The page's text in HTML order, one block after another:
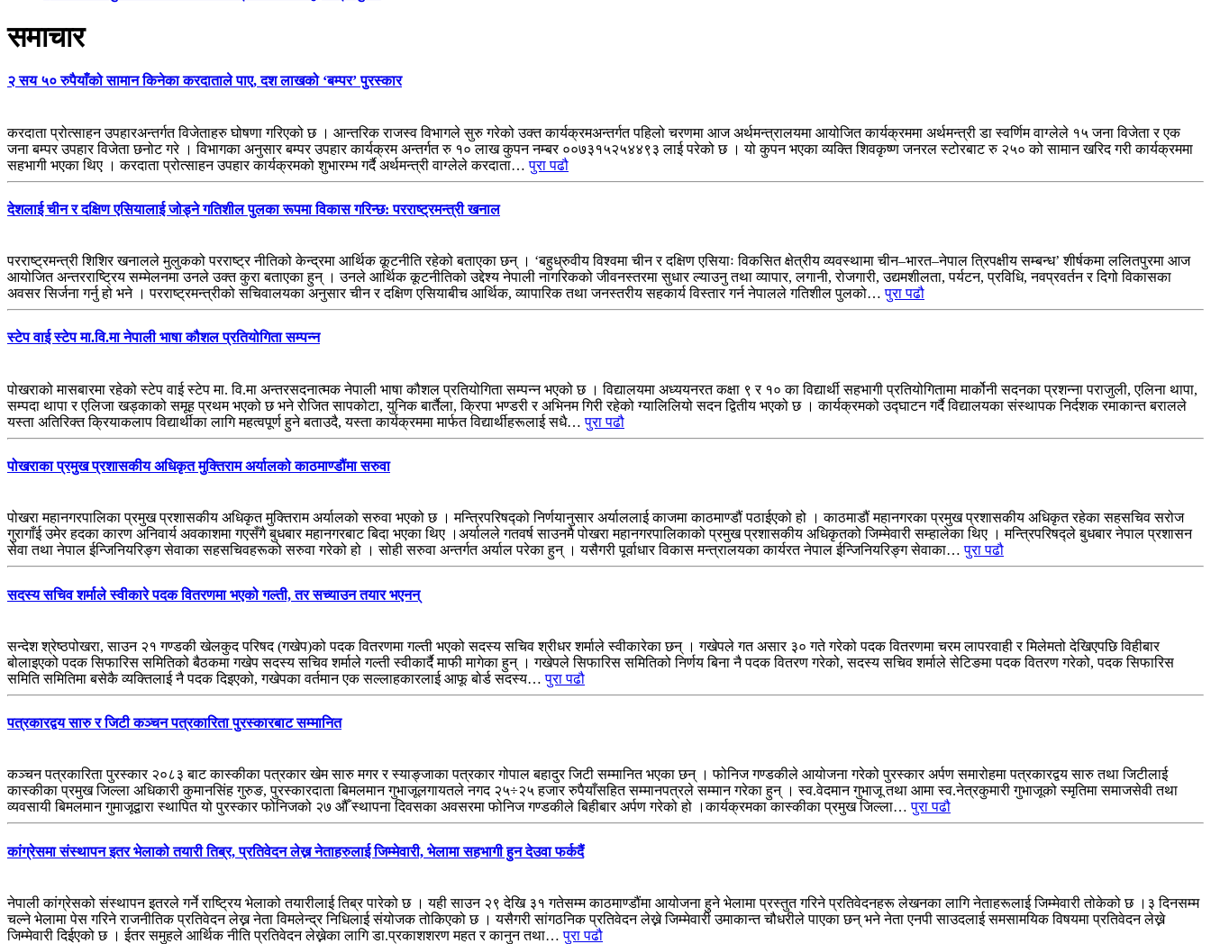
समाचार
२ सय ५० रुपैयाँको सामान किनेका करदाताले पाए, दश लाखको ‘बम्पर’ पुरस्कार
करदाता प्रोत्साहन उपहारअन्तर्गत विजेताहरु घोषणा गरिएको छ । आन्तरिक राजस्व विभागले सुरु गरेको उक्त कार्यक्रमअन्तर्गत पहिलो चरणमा आज अर्थमन्त्रालयमा आयोजित कार्यक्रममा अर्थमन्त्री डा स्वर्णिम वाग्लेले १५ जना विजेता र एक
जना बम्पर उपहार विजेता छनोट गरे । विभागका अनुसार बम्पर उपहार कार्यक्रम अन्तर्गत रु १० लाख कुपन नम्बर ००७३१५२५४४९३ लाई परेको छ । यो कुपन भएका व्यक्ति शिवकृष्ण जनरल स्टोरबाट रु २५० को सामान खरिद गरी कार्यक्रममा
सहभागी भएका थिए । करदाता प्रोत्साहन उपहार कार्यक्रमको शुभारम्भ गर्दै अर्थमन्त्री वाग्लेले करदाता…पुरा पढौ
देशलाई चीन र दक्षिण एसियालाई जोड्ने गतिशील पुलका रूपमा विकास गरिन्छ: परराष्ट्रमन्त्री खनाल
परराष्ट्रमन्त्री शिशिर खनालले मुलुकको परराष्ट्र नीतिको केन्द्रमा आर्थिक कूटनीति रहेको बताएका छन् । ‘बहुध्रुवीय विश्वमा चीन र दक्षिण एसियाः विकसित क्षेत्रीय व्यवस्थामा चीन–भारत–नेपाल त्रिपक्षीय सम्बन्ध’ शीर्षकमा ललितपुरमा आज
आयोजित अन्तरराष्ट्रिय सम्मेलनमा उनले उक्त कुरा बताएका हुन् । उनले आर्थिक कूटनीतिको उद्देश्य नेपाली नागरिकको जीवनस्तरमा सुधार ल्याउनु तथा व्यापार, लगानी, रोजगारी, उद्यमशीलता, पर्यटन, प्रविधि, नवप्रवर्तन र दिगो विकासका
अवसर सिर्जना गर्नु हो भने । परराष्ट्रमन्त्रीको सचिवालयका अनुसार चीन र दक्षिण एसियाबीच आर्थिक, व्यापारिक तथा जनस्तरीय सहकार्य विस्तार गर्न नेपालले गतिशील पुलको…पुरा पढौ
स्टेप वाई स्टेप मा.वि.मा नेपाली भाषा कौशल प्रतियोगिता सम्पन्न
पोखराको मासबारमा रहेको स्टेप वाई स्टेप मा. वि.मा अन्तरसदनात्मक नेपाली भाषा कौशल प्रतियोगिता सम्पन्न भएको छ । विद्यालयमा अध्ययनरत कक्षा ९ र १० का विद्यार्थी सहभागी प्रतियोगितामा मार्कोनी सदनका प्रशन्ना पराजुली, एलिना थापा,
सम्पदा थापा र एलिजा खड्काको समूह प्रथम भएको छ भने रोेजित सापकोटा, युनिक बार्तैला, क्रिपा भण्डरी र अभिनम गिरी रहेको ग्यालिलियो सदन द्वितीय भएको छ । कार्यक्रमको उद्घाटन गर्दै विद्यालयका संस्थापक निर्दशक रमाकान्त बरालले
यस्ता अतिरिक्त क्रियाकलाप विद्यार्थीका लागि महत्वपूर्ण हुने बताउदै, यस्ता कार्यक्रममा मार्फत विद्यार्थीहरूलाई सधै…पुरा पढौ
पोखराका प्रमुख प्रशासकीय अधिकृत मुक्तिराम अर्यालको काठमाण्डौंमा सरुवा
पोखरा महानगरपालिका प्रमुख प्रशासकीय अधिकृत मुक्तिराम अर्यालको सरुवा भएको छ । मन्त्रिपरिषद्को निर्णयानुसार अर्याललाई काजमा काठमाण्डौं पठाईएको हो । काठमाडौं महानगरका प्रमुख प्रशासकीय अधिकृत रहेका सहसचिव सरोज
गुरागाँई उमेर हदका कारण अनिवार्य अवकाशमा गएसँगै बुधबार महानगरबाट बिदा भएका थिए ।अर्यालले गतवर्ष साउनमै पोखरा महानगरपालिकाको प्रमुख प्रशासकीय अधिकृतको जिम्मेवारी सम्हालेका थिए । मन्त्रिपरिषद्ले बुधबार नेपाल प्रशासन
सेवा तथा नेपाल ईन्जिनियरिङ्ग सेवाका सहसचिवहरूको सरुवा गरेको हो । सोही सरुवा अन्तर्गत अर्याल परेका हुन् । यसैगरी पूर्वाधार विकास मन्त्रालयका कार्यरत नेपाल ईन्जिनियरिङ्ग सेवाका…पुरा पढौ
सदस्य सचिव शर्माले स्वीकारे पदक वितरणमा भएको गल्ती, तर सच्याउन तयार भएनन्
सन्देश श्रेष्ठपोखरा, साउन २१ गण्डकी खेलकुद परिषद (गखेप)को पदक वितरणमा गल्ती भएको सदस्य सचिव श्रीधर शर्माले स्वीकारेका छन् । गखेपले गत असार ३० गते गरेको पदक वितरणमा चरम लापरवाही र मिलेमतो देखिएपछि विहीबार
बोलाइएको पदक सिफारिस समितिको बैठकमा गखेप सदस्य सचिव शर्माले गल्ती स्वीकार्दै माफी मागेका हुन् । गखेपले सिफारिस समितिको निर्णय बिना नै पदक वितरण गरेको, सदस्य सचिव शर्माले सेटिङमा पदक वितरण गरेको, पदक सिफारिस
समिति समितिमा बसेकै व्यक्तिलाई नै पदक दिइएको, गखेपका वर्तमान एक सल्लाहकारलाई आफू बोर्ड सदस्य…पुरा पढौ
पत्रकारद्वय सारु र जिटी कञ्चन पत्रकारिता पुरस्कारबाट सम्मानित
कञ्चन पत्रकारिता पुरस्कार २०८३ बाट कास्कीका पत्रकार खेम सारु मगर र स्याङ्जाका पत्रकार गोपाल बहादुर जिटी सम्मानित भएका छन् । फोनिज गण्डकीले आयोजना गरेको पुरस्कार अर्पण समारोहमा पत्रकारद्वय सारु तथा जिटीलाई
कास्कीका प्रमुख जिल्ला अधिकारी कुमानसिंह गुरुङ, पुरस्कारदाता बिमलमान गुभाजूलगायतले नगद २५÷२५ हजार रुपैयाँसहित सम्मानपत्रले सम्मान गरेका हुन् । स्व.वेदमान गुभाजू तथा आमा स्व.नेत्रकुमारी गुभाजूको स्मृतिमा समाजसेवी तथा
व्यवसायी बिमलमान गुमाजूद्वारा स्थापित यो पुरस्कार फोनिजको २७ औँ स्थापना दिवसका अवसरमा फोनिज गण्डकीले बिहीबार अर्पण गरेको हो ।कार्यक्रमका कास्कीका प्रमुख जिल्ला…पुरा पढौ
कांग्रेसमा संस्थापन इतर भेलाको तयारी तिब्र, प्रतिवेदन लेख्न नेताहरुलाई जिम्मेवारी, भेलामा सहभागी हुन देउवा फर्कदैं
नेपाली कांग्रेसको संस्थापन इतरले गर्ने राष्ट्रिय भेलाको तयारीलाई तिब्र पारेको छ । यही साउन २९ देखि ३१ गतेसम्म काठमाण्डौंमा आयोजना हुने भेलामा प्रस्तुत गरिने प्रतिवेदनहरू लेखनका लागि नेताहरूलाई जिम्मेवारी तोकेको छ ।३ दिनसम्म
चल्ने भेलामा पेस गरिने राजनीतिक प्रतिवेदन लेख्न नेता विमलेन्द्र निधिलाई संयोजक तोकिएको छ । यसैगरी सांगठनिक प्रतिवेदन लेख्ने जिम्मेवारी उमाकान्त चौधरीले पाएका छन् भने नेता एनपी साउदलाई समसामयिक विषयमा प्रतिवेदन लेख्ने
जिम्मेवारी दिईएको छ । ईतर समुहले आर्थिक नीति प्रतिवेदन लेख्नेका लागि डा.प्रकाशशरण महत र कानुन तथा…पुरा पढौ